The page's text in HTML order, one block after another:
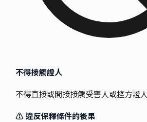
不得接觸證人
不得直接或間接接觸受害人或控方證人
⚠️ 違反保釋條件的後果